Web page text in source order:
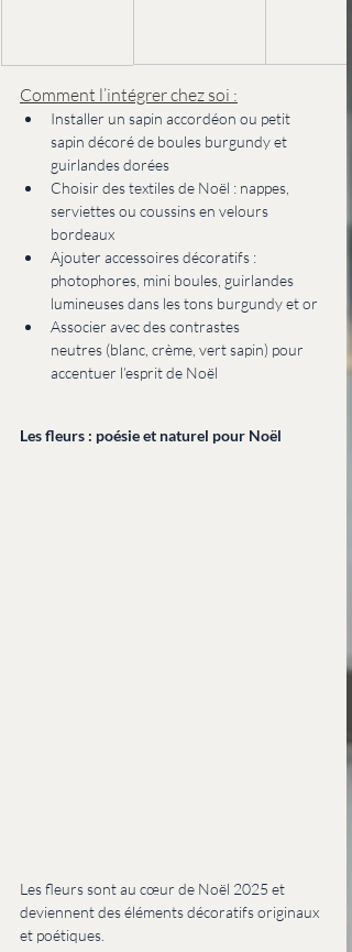
Comment l’intégrer chez soi :
Installer un sapin accordéon ou petit
sapin décoré de boules burgundy et
guirlandes dorées
Choisir des textiles de Noël : nappes,
serviettes ou coussins en velours
bordeaux
Ajouter accessoires décoratifs :
photophores, mini boules, guirlandes
lumineuses dans les tons burgundy et or
Associer avec des contrastes
neutres (blanc, crème, vert sapin) pour
accentuer l’esprit de Noël
Les fleurs : poésie et naturel pour Noël
Les fleurs sont au cœur de Noël 2025 et
deviennent des éléments décoratifs originaux
et poétiques.